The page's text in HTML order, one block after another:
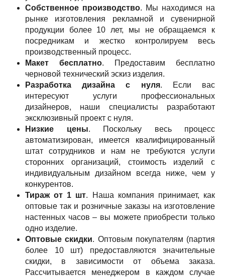
Собственное производство. Мы находимся на
рынке изготовления рекламной и сувенирной
продукции более 10 лет, мы не обращаемся к
посредникам и жестко контролируем весь
производственный процесс.
Макет бесплатно. Предоставим бесплатно
черновой технический эскиз изделия.
Разработка дизайна с нуля. Если вас
интересуют услуги профессиональных
дизайнеров, наши специалисты разработают
эксклюзивный проект с нуля.
Низкие цены. Поскольку весь процесс
автоматизирован, имеется квалифицированный
штат сотрудников и нам не требуются услуги
сторонних организаций, стоимость изделий с
индивидуальным дизайном всегда ниже, чем у
конкурентов.
Тираж от 1 шт. Наша компания принимает, как
оптовые так и розничные заказы на изготовление
настенных часов – вы можете приобрести только
одно изделие.
Оптовые скидки. Оптовым покупателям (партия
более 10 шт) предоставляются значительные
скидки, в зависимости от объема заказа.
Рассчитывается менеджером в каждом случае